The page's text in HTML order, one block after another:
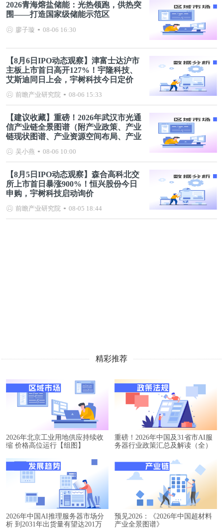
2026青海熔盐储能：光热领跑，供热突
围——打造国家级储能示范区
廖子璇 08-06 16:30
【8月6日IPO动态观察】津富士达沪市
主板上市首日高开127%！宇隆科技、
艾斯迪同日上会，宇树科技今日定价
前瞻产业研究院 08-06 15:33
【建议收藏】重磅！2026年武汉市光通
信产业链全景图谱（附产业政策、产业
链现状图谱、产业资源空间布局、产业
吴小燕 08-06 10:00
【8月5日IPO动态观察】森合高科北交
所上市首日暴涨900%！恒兴股份今日
申购，宇树科技启动询价
前瞻产业研究院 08-05 18:44
精彩推荐
2026年北京工业用地供应持续收
缩 价格高位运行【组图】
重磅！2026年中国及31省市AI服
务器行业政策汇总及解读（全）
2026年中国AI推理服务器市场分
析 到2031年出货量有望达201万
预见2026：《2026年中国超材料
产业全景图谱》